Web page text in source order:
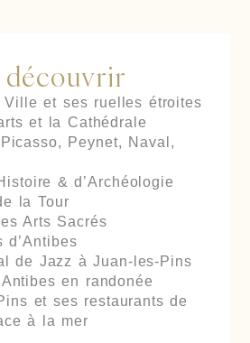
Ville et ses ruelles étroites
et la Cathédrale
Peynet, Naval,
& d’Archéologie
la Tour
Arts Sacrés
d’Antibes
de Jazz à Juan-les-Pins
en randonée
et ses restaurants de
à la mer